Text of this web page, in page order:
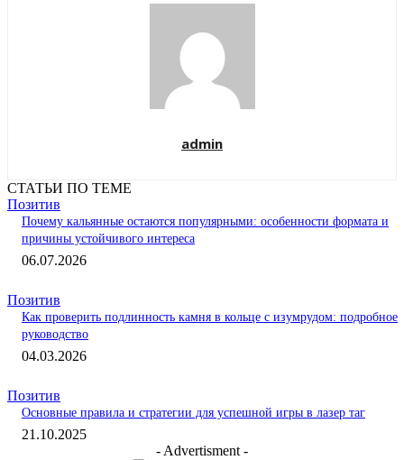
admin
СТАТЬИ ПО ТЕМЕ
Позитив
Почему кальянные остаются популярными: особенности формата и
причины устойчивого интереса
06.07.2026
Позитив
Как проверить подлинность камня в кольце с изумрудом: подробное
руководство
04.03.2026
Позитив
Основные правила и стратегии для успешной игры в лазер таг
21.10.2025
- Advertisment -